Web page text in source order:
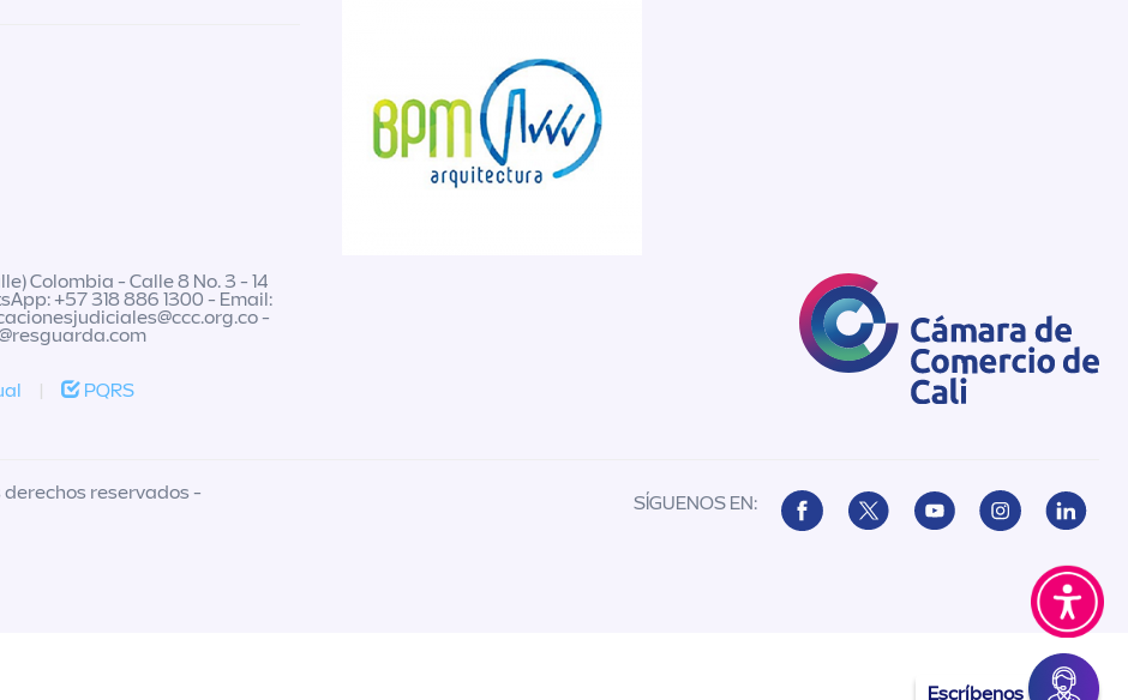
Escríbenos
Colombia - Calle 8 No. 3 - 14
+57 318 886 1300 - Email:
-
| PQRS
derechos reservados -
SÍGUENOS EN: